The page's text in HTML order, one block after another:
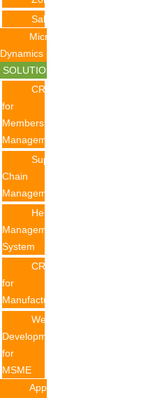
Salesforce
Microsoft
Dynamics
SOLUTION
CRM
for
Membership
Management
Supply
Chain
Management
Helpdesk
Management
System
CRM
for
Manufacturing
Website
Development
for
MSME
Application